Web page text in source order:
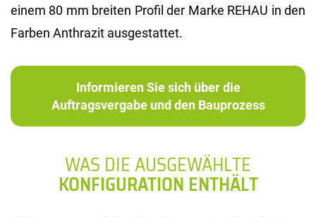
einem 80 mm brei­ten Pro­fil der Marke REHAU in den
Far­ben An­thra­zit aus­ge­stat­tet.
Informieren Sie sich über die
Auftragsvergabe und den Bauprozess
WAS DIE AUSGEWÄHLTE
KONFIGURATION ENTHÄLT